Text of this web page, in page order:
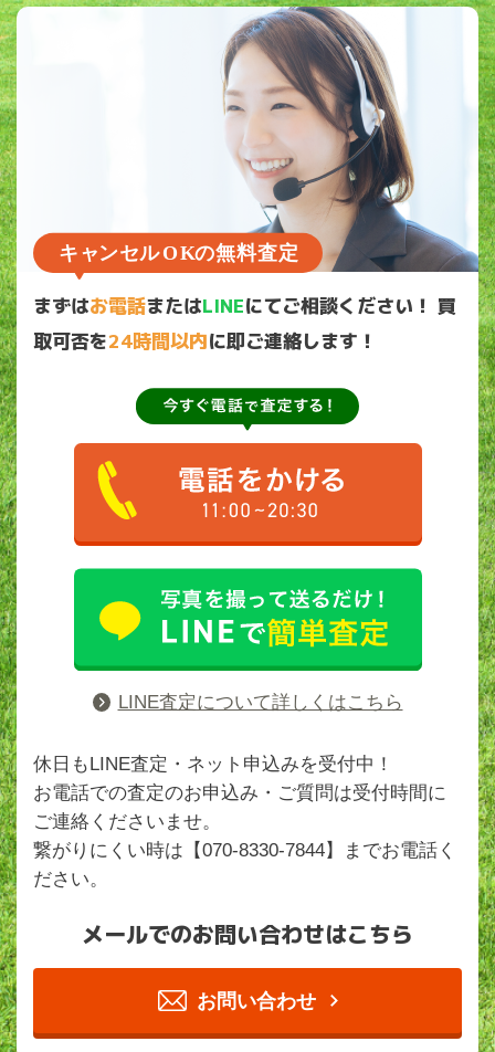
まずはお電話またはLINEにてご相談ください！ 買
取可否を24時間以内に即ご連絡します！
LINE査定について詳しくはこちら
休日もLINE査定・ネット申込みを受付中！
お電話での査定のお申込み・ご質問は受付時間に
ご連絡くださいませ。
繋がりにくい時は【070-8330-7844】までお電話く
ださい。
メールでのお問い合わせはこちら
お問い合わせ